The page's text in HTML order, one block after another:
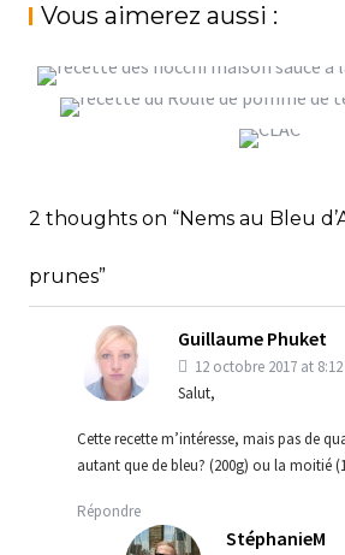
Vous aimerez aussi :
GNOCCHI MAISON SAUCE À
D’AMBERT
Cuisine
ROULÉ DE POMME DE TERRE
UN APÉRO QUI CLAC AVEC LA
d'Auvergne
2 thoughts on “Nems au Bleu
prunes”
Guillaume Phuket
12 octobre 2017 at
Salut,
Cette recette m’intéresse, mais pas de
autant que de bleu? (200g) ou la moitié
Répondre
StéphanieM